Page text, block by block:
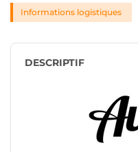
Informations logistiques
DESCRIPTIF